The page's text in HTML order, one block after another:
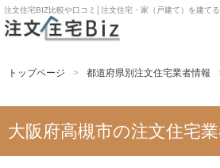
注文住宅BIZ比較や口コミ│注文住宅・家（戸建て）を建てる業者を探
トップページ 都道府県別注文住宅業者情報
大阪府高槻市の注文住宅